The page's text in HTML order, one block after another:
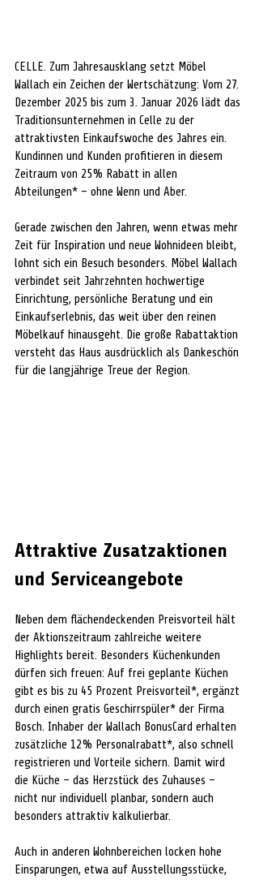
CELLE. Zum Jahresausklang setzt Möbel
Wallach ein Zeichen der Wertschätzung: Vom 27.
Dezember 2025 bis zum 3. Januar 2026 lädt das
Traditionsunternehmen in Celle zu der
attraktivsten Einkaufswoche des Jahres ein.
Kundinnen und Kunden profitieren in diesem
Zeitraum von 25% Rabatt in allen
Abteilungen* – ohne Wenn und Aber.
Gerade zwischen den Jahren, wenn etwas mehr
Zeit für Inspiration und neue Wohnideen bleibt,
lohnt sich ein Besuch besonders. Möbel Wallach
verbindet seit Jahrzehnten hochwertige
Einrichtung, persönliche Beratung und ein
Einkaufserlebnis, das weit über den reinen
Möbelkauf hinausgeht. Die große Rabattaktion
versteht das Haus ausdrücklich als Dankeschön
für die langjährige Treue der Region.
Attraktive Zusatzaktionen
und Serviceangebote
Neben dem flächendeckenden Preisvorteil hält
der Aktionszeitraum zahlreiche weitere
Highlights bereit. Besonders Küchenkunden
dürfen sich freuen: Auf frei geplante Küchen
gibt es bis zu 45 Prozent Preisvorteil*, ergänzt
durch einen gratis Geschirrspüler* der Firma
Bosch. Inhaber der Wallach BonusCard erhalten
zusätzliche 12% Personalrabatt*, also schnell
registrieren und Vorteile sichern. Damit wird
die Küche – das Herzstück des Zuhauses –
nicht nur individuell planbar, sondern auch
besonders attraktiv kalkulierbar.
Auch in anderen Wohnbereichen locken hohe
Einsparungen, etwa auf Ausstellungsstücke,